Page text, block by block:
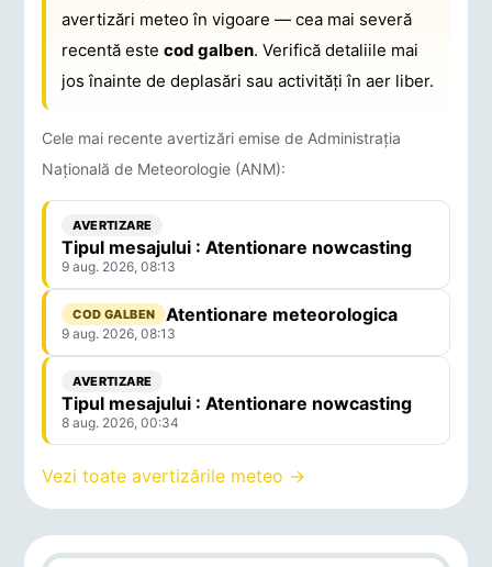
avertizări meteo în vigoare — cea mai severă
recentă estecod galben. Verifică detaliile mai
jos înainte de deplasări sau activități în aer liber.
Cele mai recente avertizări emise de Administrația
Națională de Meteorologie (ANM):
AVERTIZARE
Tipul mesajului : Atentionare nowcasting
9 aug. 2026, 08:13
COD GALBEN Atentionare meteorologica
9 aug. 2026, 08:13
AVERTIZARE
Tipul mesajului : Atentionare nowcasting
8 aug. 2026, 00:34
Vezi toate avertizările meteo →